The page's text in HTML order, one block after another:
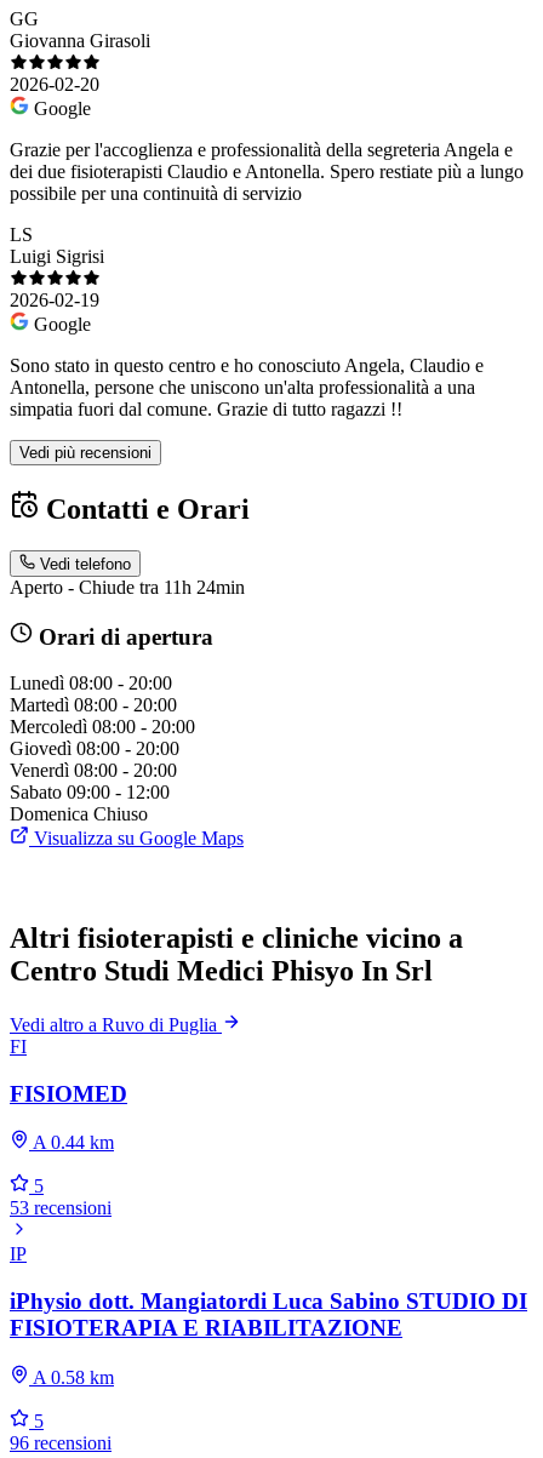
GG
Giovanna Girasoli
2026-02-20
Google
Grazie per l'accoglienza e professionalità della segreteria Angela e
dei due fisioterapisti Claudio e Antonella. Spero restiate più a lungo
possibile per una continuità di servizio
LS
Luigi Sigrisi
2026-02-19
Google
Sono stato in questo centro e ho conosciuto Angela, Claudio e
Antonella, persone che uniscono un'alta professionalità a una
simpatia fuori dal comune. Grazie di tutto ragazzi !!
Vedi più recensioni
Contatti e Orari
Vedi telefono
Aperto - Chiude tra 11h 24min
Orari di apertura
Lunedì 08:00 - 20:00
Martedì 08:00 - 20:00
Mercoledì 08:00 - 20:00
Giovedì 08:00 - 20:00
Venerdì 08:00 - 20:00
Sabato 09:00 - 12:00
Domenica Chiuso
Visualizza su Google Maps
Altri fisioterapisti e cliniche vicino a
Centro Studi Medici Phisyo In Srl
Vedi altro a Ruvo di Puglia
FI
FISIOMED
A 0.44 km
5
53 recensioni
IP
iPhysio dott. Mangiatordi Luca Sabino STUDIO DI
FISIOTERAPIA E RIABILITAZIONE
A 0.58 km
5
96 recensioni